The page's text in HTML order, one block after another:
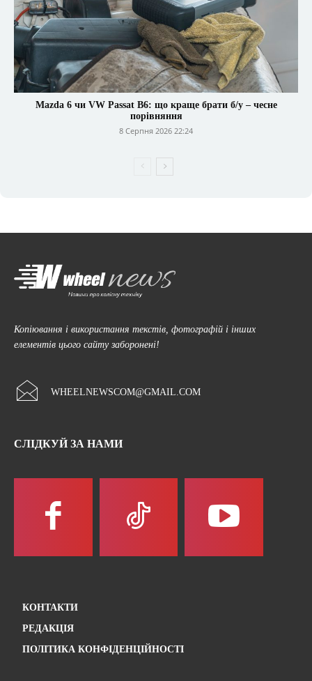
Mazda 6 чи VW Passat B6: що краще брати б/у – чесне
порівняння
8 Серпня 2026 22:24
Копіювання і використання текстів, фотографій і інших
елементів цього сайту заборонені!
WHEELNEWSCOM@GMAIL.COM
СЛІДКУЙ ЗА НАМИ
КОНТАКТИ
РЕДАКЦІЯ
ПОЛІТИКА КОНФІДЕНЦІЙНОСТІ